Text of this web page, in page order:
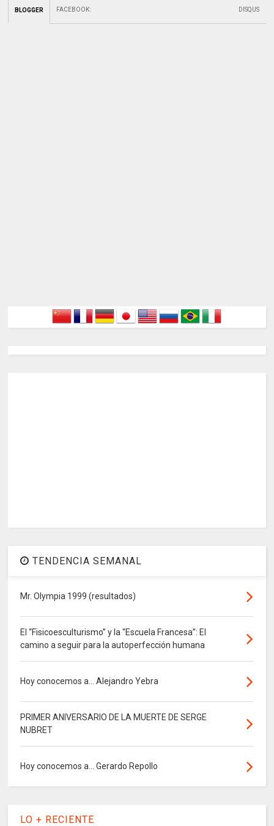
BLOGGER FACEBOOK: DISQUS
TENDENCIA SEMANAL
Mr. Olympia 1999 (resultados)
El “Fisicoesculturismo” y la “Escuela Francesa”: El
camino a seguir para la autoperfección humana
Hoy conocemos a... Alejandro Yebra
PRIMER ANIVERSARIO DE LA MUERTE DE SERGE
NUBRET
Hoy conocemos a... Gerardo Repollo
LO + RECIENTE